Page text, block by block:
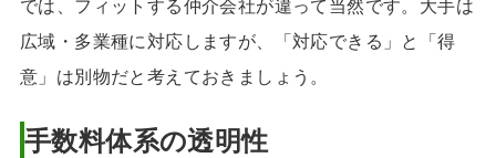
では、フィットする仲介会社が違って当然です。大手は
広域・多業種に対応しますが、「対応できる」と「得
意」は別物だと考えておきましょう。
手数料体系の透明性